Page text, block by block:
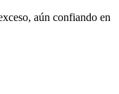
aún confiando en